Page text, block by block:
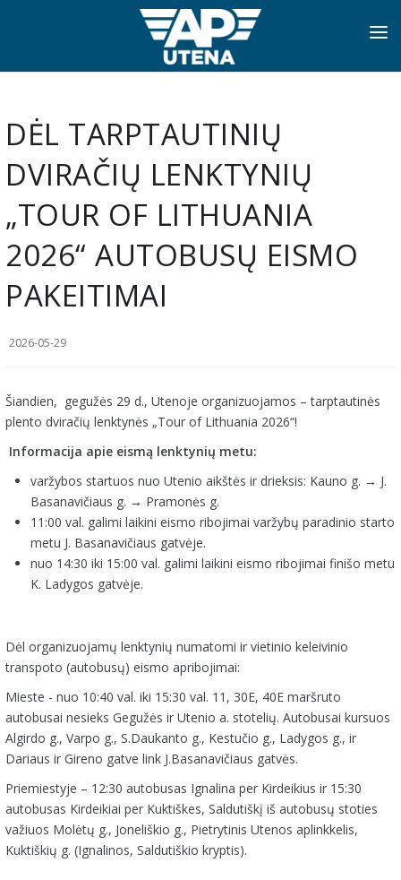
PRADINIS
INFORMACIJA
TVARKARAŠČIAI
NAUJIENOS
PASLAUGOS
KONTAKTAI
DĖL TARPTAUTINIŲ
DVIRAČIŲ LENKTYNIŲ
„TOUR OF LITHUANIA
2026“ AUTOBUSŲ EISMO
PAKEITIMAI
2026-05-29
Šiandien, gegužės 29 d., Utenoje organizuojamos – tarptautinės
plento dviračių lenktynės „Tour of Lithuania 2026“!
Informacija apie eismą lenktynių metu:
varžybos startuos nuo Utenio aikštės ir drieksis: Kauno g. → J.
Basanavičiaus g. → Pramonės g.
11:00 val. galimi laikini eismo ribojimai varžybų paradinio starto
metu J. Basanavičiaus gatvėje.
nuo 14:30 iki 15:00 val. galimi laikini eismo ribojimai finišo metu
K. Ladygos gatvėje.
Dėl organizuojamų lenktynių numatomi ir vietinio keleivinio
transpoto (autobusų) eismo apribojimai:
Mieste - nuo 10:40 val. iki 15:30 val. 11, 30E, 40E maršruto
autobusai nesieks Gegužės ir Utenio a. stotelių. Autobusai kursuos
Algirdo g., Varpo g., S.Daukanto g., Kestučio g., Ladygos g., ir
Dariaus ir Gireno gatve link J.Basanavičiaus gatvės.
Priemiestyje – 12:30 autobusas Ignalina per Kirdeikius ir 15:30
autobusas Kirdeikiai per Kuktiškes, Saldutiškį iš autobusų stoties
važiuos Molėtų g., Joneliškio g., Pietrytinis Utenos aplinkkelis,
Kuktiškių g. (Ignalinos, Saldutiškio kryptis).